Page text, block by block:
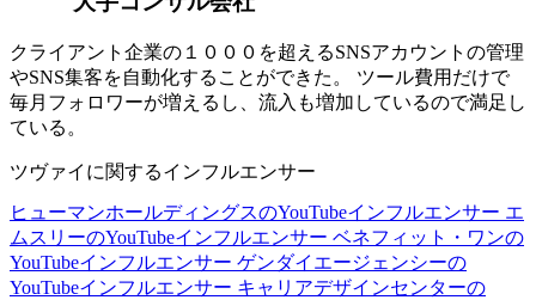
クライアント企業の１０００を超えるSNSアカウントの管理
やSNS集客を自動化することができた。 ツール費用だけで
毎月フォロワーが増えるし、流入も増加しているので満足し
ている。
ツヴァイに関するインフルエンサー
ヒューマンホールディングスのYouTubeインフルエンサー エ
ムスリーのYouTubeインフルエンサー ベネフィット・ワンの
YouTubeインフルエンサー ゲンダイエージェンシーの
YouTubeインフルエンサー キャリアデザインセンターの